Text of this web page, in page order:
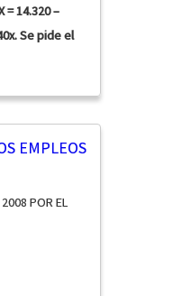
= 14.320 –
Se pide el
EMPLEOS
POR EL